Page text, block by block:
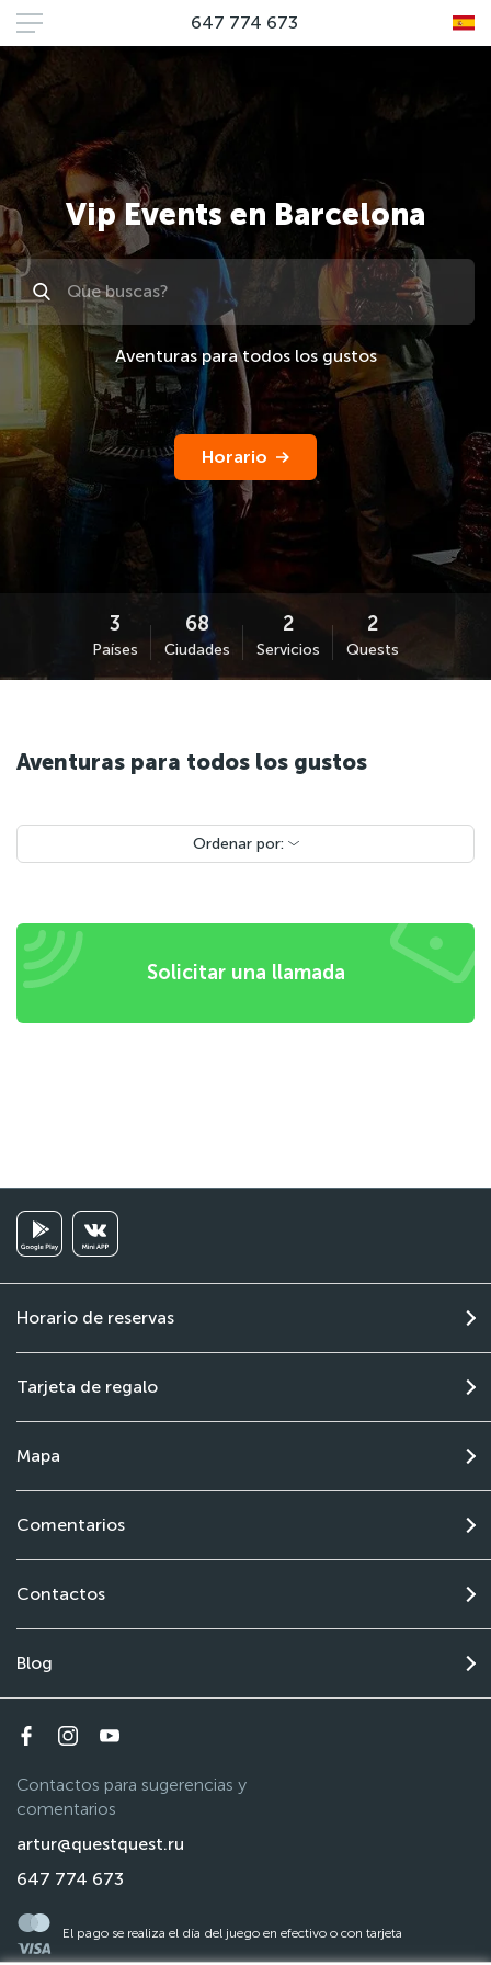
647 774 673
Vip Events en Barcelona
Поиск
Aventuras para todos los gustos
Horario
Países Ciudades Servicios Quests
Aventuras para todos los gustos
Ordenar por:
Solicitar una llamada
Horario de reservas
Tarjeta de regalo
Mapa
Comentarios
Contactos
Blog
Contactos para sugerencias y
comentarios
artur@questquest.ru
647 774 673
El pago se realiza el día del juego en efectivo o con tarjeta